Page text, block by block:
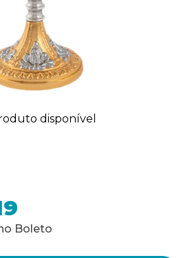
disponível
Boleto